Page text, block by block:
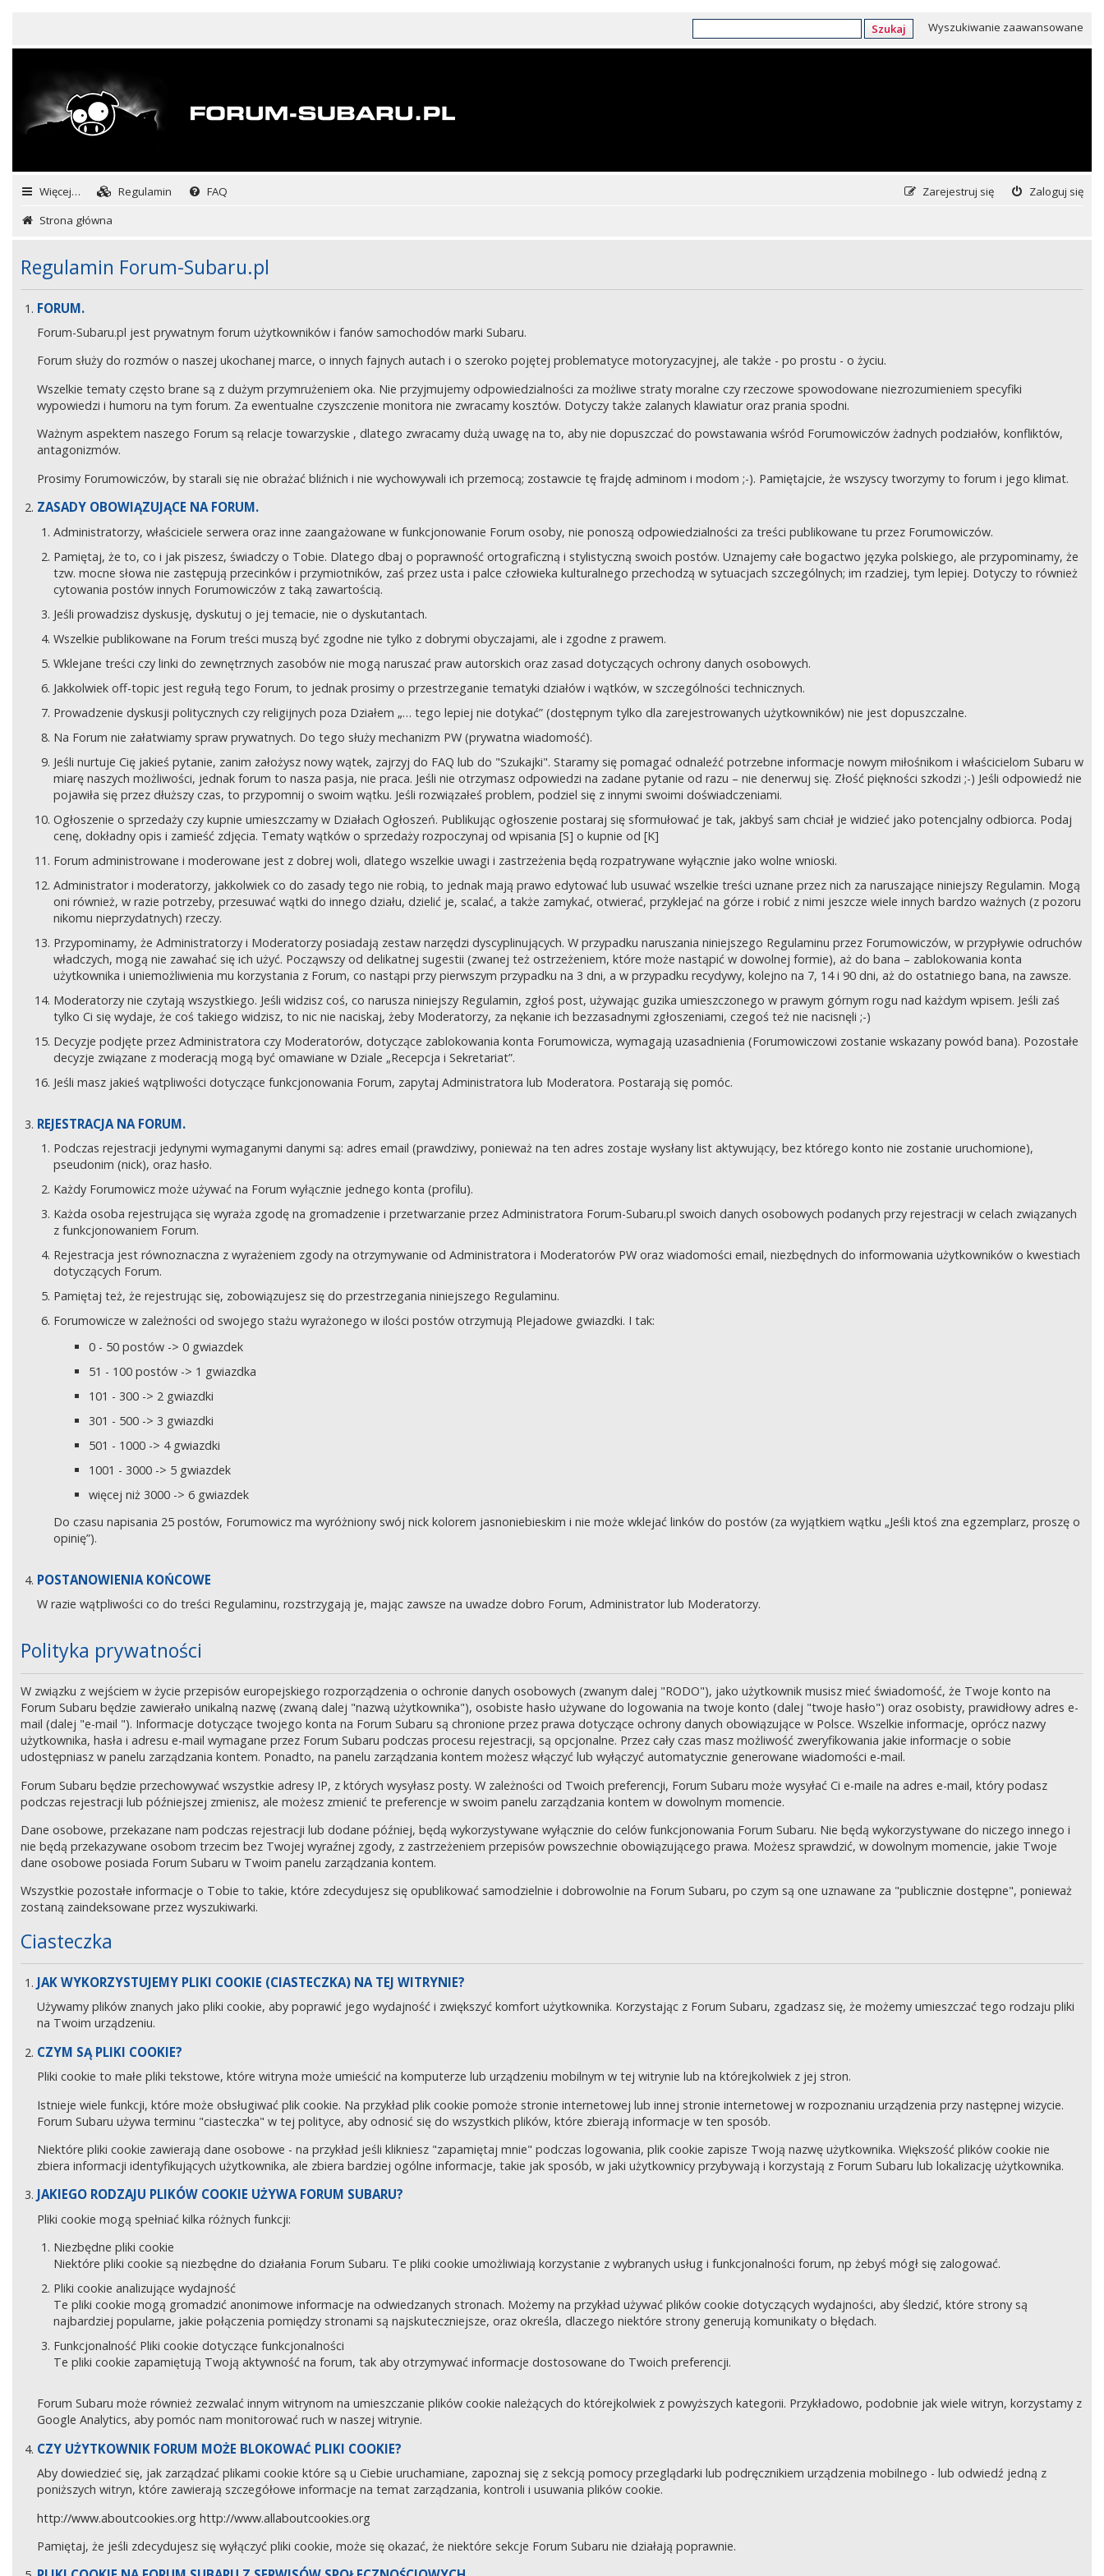
Szukaj Wyszukiwanie zaawansowane
Więcej… Regulamin FAQ Zaloguj się
Zarejestruj się
Strona główna
Regulamin Forum-Subaru.pl
FORUM.
Forum-Subaru.pl jest prywatnym forum użytkowników i fanów samochodów marki Subaru.
Forum służy do rozmów o naszej ukochanej marce, o innych fajnych autach i o szeroko pojętej problematyce motoryzacyjnej, ale także - po prostu - o życiu.
Wszelkie tematy często brane są z dużym przymrużeniem oka. Nie przyjmujemy odpowiedzialności za możliwe straty moralne czy rzeczowe spowodowane niezrozumieniem specyfiki
wypowiedzi i humoru na tym forum. Za ewentualne czyszczenie monitora nie zwracamy kosztów. Dotyczy także zalanych klawiatur oraz prania spodni.
Ważnym aspektem naszego Forum są relacje towarzyskie , dlatego zwracamy dużą uwagę na to, aby nie dopuszczać do powstawania wśród Forumowiczów żadnych podziałów, konfliktów,
antagonizmów.
Prosimy Forumowiczów, by starali się nie obrażać bliźnich i nie wychowywali ich przemocą; zostawcie tę frajdę adminom i modom ;-). Pamiętajcie, że wszyscy tworzymy to forum i jego klimat.
ZASADY OBOWIĄZUJĄCE NA FORUM.
Administratorzy, właściciele serwera oraz inne zaangażowane w funkcjonowanie Forum osoby, nie ponoszą odpowiedzialności za treści publikowane tu przez Forumowiczów.
Pamiętaj, że to, co i jak piszesz, świadczy o Tobie. Dlatego dbaj o poprawność ortograficzną i stylistyczną swoich postów. Uznajemy całe bogactwo języka polskiego, ale przypominamy, że
tzw. mocne słowa nie zastępują przecinków i przymiotników, zaś przez usta i palce człowieka kulturalnego przechodzą w sytuacjach szczególnych; im rzadziej, tym lepiej. Dotyczy to również
cytowania postów innych Forumowiczów z taką zawartością.
Jeśli prowadzisz dyskusję, dyskutuj o jej temacie, nie o dyskutantach.
Wszelkie publikowane na Forum treści muszą być zgodne nie tylko z dobrymi obyczajami, ale i zgodne z prawem.
Wklejane treści czy linki do zewnętrznych zasobów nie mogą naruszać praw autorskich oraz zasad dotyczących ochrony danych osobowych.
Jakkolwiek off-topic jest regułą tego Forum, to jednak prosimy o przestrzeganie tematyki działów i wątków, w szczególności technicznych.
Prowadzenie dyskusji politycznych czy religijnych poza Działem „… tego lepiej nie dotykać” (dostępnym tylko dla zarejestrowanych użytkowników) nie jest dopuszczalne.
Na Forum nie załatwiamy spraw prywatnych. Do tego służy mechanizm PW (prywatna wiadomość).
Jeśli nurtuje Cię jakieś pytanie, zanim założysz nowy wątek, zajrzyj do FAQ lub do "Szukajki". Staramy się pomagać odnaleźć potrzebne informacje nowym miłośnikom i właścicielom Subaru w
miarę naszych możliwości, jednak forum to nasza pasja, nie praca. Jeśli nie otrzymasz odpowiedzi na zadane pytanie od razu – nie denerwuj się. Złość piękności szkodzi ;-) Jeśli odpowiedź nie
pojawiła się przez dłuższy czas, to przypomnij o swoim wątku. Jeśli rozwiązałeś problem, podziel się z innymi swoimi doświadczeniami.
Ogłoszenie o sprzedaży czy kupnie umieszczamy w Działach Ogłoszeń. Publikując ogłoszenie postaraj się sformułować je tak, jakbyś sam chciał je widzieć jako potencjalny odbiorca. Podaj
cenę, dokładny opis i zamieść zdjęcia. Tematy wątków o sprzedaży rozpoczynaj od wpisania [S] o kupnie od [K]
Forum administrowane i moderowane jest z dobrej woli, dlatego wszelkie uwagi i zastrzeżenia będą rozpatrywane wyłącznie jako wolne wnioski.
Administrator i moderatorzy, jakkolwiek co do zasady tego nie robią, to jednak mają prawo edytować lub usuwać wszelkie treści uznane przez nich za naruszające niniejszy Regulamin. Mogą
oni również, w razie potrzeby, przesuwać wątki do innego działu, dzielić je, scalać, a także zamykać, otwierać, przyklejać na górze i robić z nimi jeszcze wiele innych bardzo ważnych (z pozoru
nikomu nieprzydatnych) rzeczy.
Przypominamy, że Administratorzy i Moderatorzy posiadają zestaw narzędzi dyscyplinujących. W przypadku naruszania niniejszego Regulaminu przez Forumowiczów, w przypływie odruchów
władczych, mogą nie zawahać się ich użyć. Począwszy od delikatnej sugestii (zwanej też ostrzeżeniem, które może nastąpić w dowolnej formie), aż do bana – zablokowania konta
użytkownika i uniemożliwienia mu korzystania z Forum, co nastąpi przy pierwszym przypadku na 3 dni, a w przypadku recydywy, kolejno na 7, 14 i 90 dni, aż do ostatniego bana, na zawsze.
Moderatorzy nie czytają wszystkiego. Jeśli widzisz coś, co narusza niniejszy Regulamin, zgłoś post, używając guzika umieszczonego w prawym górnym rogu nad każdym wpisem. Jeśli zaś
tylko Ci się wydaje, że coś takiego widzisz, to nic nie naciskaj, żeby Moderatorzy, za nękanie ich bezzasadnymi zgłoszeniami, czegoś też nie nacisnęli ;-)
Decyzje podjęte przez Administratora czy Moderatorów, dotyczące zablokowania konta Forumowicza, wymagają uzasadnienia (Forumowiczowi zostanie wskazany powód bana). Pozostałe
decyzje związane z moderacją mogą być omawiane w Dziale „Recepcja i Sekretariat”.
Jeśli masz jakieś wątpliwości dotyczące funkcjonowania Forum, zapytaj Administratora lub Moderatora. Postarają się pomóc.
REJESTRACJA NA FORUM.
Podczas rejestracji jedynymi wymaganymi danymi są: adres email (prawdziwy, ponieważ na ten adres zostaje wysłany list aktywujący, bez którego konto nie zostanie uruchomione),
pseudonim (nick), oraz hasło.
Każdy Forumowicz może używać na Forum wyłącznie jednego konta (profilu).
Każda osoba rejestrująca się wyraża zgodę na gromadzenie i przetwarzanie przez Administratora Forum-Subaru.pl swoich danych osobowych podanych przy rejestracji w celach związanych
z funkcjonowaniem Forum.
Rejestracja jest równoznaczna z wyrażeniem zgody na otrzymywanie od Administratora i Moderatorów PW oraz wiadomości email, niezbędnych do informowania użytkowników o kwestiach
dotyczących Forum.
Pamiętaj też, że rejestrując się, zobowiązujesz się do przestrzegania niniejszego Regulaminu.
Forumowicze w zależności od swojego stażu wyrażonego w ilości postów otrzymują Plejadowe gwiazdki. I tak:
0 - 50 postów -> 0 gwiazdek
51 - 100 postów -> 1 gwiazdka
101 - 300 -> 2 gwiazdki
301 - 500 -> 3 gwiazdki
501 - 1000 -> 4 gwiazdki
1001 - 3000 -> 5 gwiazdek
więcej niż 3000 -> 6 gwiazdek
Do czasu napisania 25 postów, Forumowicz ma wyróżniony swój nick kolorem jasnoniebieskim i nie może wklejać linków do postów (za wyjątkiem wątku „Jeśli ktoś zna egzemplarz, proszę o
opinię”).
POSTANOWIENIA KOŃCOWE
W razie wątpliwości co do treści Regulaminu, rozstrzygają je, mając zawsze na uwadze dobro Forum, Administrator lub Moderatorzy.
Polityka prywatności
W związku z wejściem w życie przepisów europejskiego rozporządzenia o ochronie danych osobowych (zwanym dalej "RODO"), jako użytkownik musisz mieć świadomość, że Twoje konto na
Forum Subaru będzie zawierało unikalną nazwę (zwaną dalej "nazwą użytkownika"), osobiste hasło używane do logowania na twoje konto (dalej "twoje hasło") oraz osobisty, prawidłowy adres e-
mail (dalej "e-mail "). Informacje dotyczące twojego konta na Forum Subaru są chronione przez prawa dotyczące ochrony danych obowiązujące w Polsce. Wszelkie informacje, oprócz nazwy
użytkownika, hasła i adresu e-mail wymagane przez Forum Subaru podczas procesu rejestracji, są opcjonalne. Przez cały czas masz możliwość zweryfikowania jakie informacje o sobie
udostępniasz w panelu zarządzania kontem. Ponadto, na panelu zarządzania kontem możesz włączyć lub wyłączyć automatycznie generowane wiadomości e-mail.
Forum Subaru będzie przechowywać wszystkie adresy IP, z których wysyłasz posty. W zależności od Twoich preferencji, Forum Subaru może wysyłać Ci e-maile na adres e-mail, który podasz
podczas rejestracji lub późniejszej zmienisz, ale możesz zmienić te preferencje w swoim panelu zarządzania kontem w dowolnym momencie.
Dane osobowe, przekazane nam podczas rejestracji lub dodane później, będą wykorzystywane wyłącznie do celów funkcjonowania Forum Subaru. Nie będą wykorzystywane do niczego innego i
nie będą przekazywane osobom trzecim bez Twojej wyraźnej zgody, z zastrzeżeniem przepisów powszechnie obowiązującego prawa. Możesz sprawdzić, w dowolnym momencie, jakie Twoje
dane osobowe posiada Forum Subaru w Twoim panelu zarządzania kontem.
Wszystkie pozostałe informacje o Tobie to takie, które zdecydujesz się opublikować samodzielnie i dobrowolnie na Forum Subaru, po czym są one uznawane za "publicznie dostępne", ponieważ
zostaną zaindeksowane przez wyszukiwarki.
Ciasteczka
JAK WYKORZYSTUJEMY PLIKI COOKIE (CIASTECZKA) NA TEJ WITRYNIE?
Używamy plików znanych jako pliki cookie, aby poprawić jego wydajność i zwiększyć komfort użytkownika. Korzystając z Forum Subaru, zgadzasz się, że możemy umieszczać tego rodzaju pliki
na Twoim urządzeniu.
CZYM SĄ PLIKI COOKIE?
Pliki cookie to małe pliki tekstowe, które witryna może umieścić na komputerze lub urządzeniu mobilnym w tej witrynie lub na którejkolwiek z jej stron.
Istnieje wiele funkcji, które może obsługiwać plik cookie. Na przykład plik cookie pomoże stronie internetowej lub innej stronie internetowej w rozpoznaniu urządzenia przy następnej wizycie.
Forum Subaru używa terminu "ciasteczka" w tej polityce, aby odnosić się do wszystkich plików, które zbierają informacje w ten sposób.
Niektóre pliki cookie zawierają dane osobowe - na przykład jeśli klikniesz "zapamiętaj mnie" podczas logowania, plik cookie zapisze Twoją nazwę użytkownika. Większość plików cookie nie
zbiera informacji identyfikujących użytkownika, ale zbiera bardziej ogólne informacje, takie jak sposób, w jaki użytkownicy przybywają i korzystają z Forum Subaru lub lokalizację użytkownika.
JAKIEGO RODZAJU PLIKÓW COOKIE UŻYWA FORUM SUBARU?
Pliki cookie mogą spełniać kilka różnych funkcji:
Niezbędne pliki cookie
Niektóre pliki cookie są niezbędne do działania Forum Subaru. Te pliki cookie umożliwiają korzystanie z wybranych usług i funkcjonalności forum, np żebyś mógł się zalogować.
Pliki cookie analizujące wydajność
Te pliki cookie mogą gromadzić anonimowe informacje na odwiedzanych stronach. Możemy na przykład używać plików cookie dotyczących wydajności, aby śledzić, które strony są
najbardziej popularne, jakie połączenia pomiędzy stronami są najskuteczniejsze, oraz określa, dlaczego niektóre strony generują komunikaty o błędach.
Funkcjonalność Pliki cookie dotyczące funkcjonalności
Te pliki cookie zapamiętują Twoją aktywność na forum, tak aby otrzymywać informacje dostosowane do Twoich preferencji.
Forum Subaru może również zezwalać innym witrynom na umieszczanie plików cookie należących do którejkolwiek z powyższych kategorii. Przykładowo, podobnie jak wiele witryn, korzystamy z
Google Analytics, aby pomóc nam monitorować ruch w naszej witrynie.
CZY UŻYTKOWNIK FORUM MOŻE BLOKOWAĆ PLIKI COOKIE?
Aby dowiedzieć się, jak zarządzać plikami cookie które są u Ciebie uruchamiane, zapoznaj się z sekcją pomocy przeglądarki lub podręcznikiem urządzenia mobilnego - lub odwiedź jedną z
poniższych witryn, które zawierają szczegółowe informacje na temat zarządzania, kontroli i usuwania plików cookie.
http://www.aboutcookies.org http://www.allaboutcookies.org
Pamiętaj, że jeśli zdecydujesz się wyłączyć pliki cookie, może się okazać, że niektóre sekcje Forum Subaru nie działają poprawnie.